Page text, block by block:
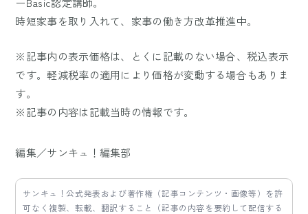
時短家事を取り入れて、家事の働き方改革推進中。
※記事内の表示価格は、とくに記載のない場合、税込表示
です。軽減税率の適用により価格が変動する場合もありま
す。
※記事の内容は記載当時の情報です。
編集／サンキュ！編集部
サンキュ！公式発表および著作権（記事コンテンツ・画像等）を許
可なく複製、転載、翻訳すること（記事の内容を要約して配信する